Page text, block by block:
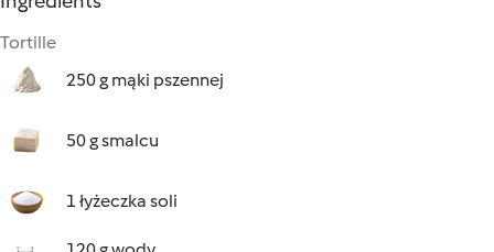
Tortille
250 g mąki pszennej
50 g smalcu
1 łyżeczka soli